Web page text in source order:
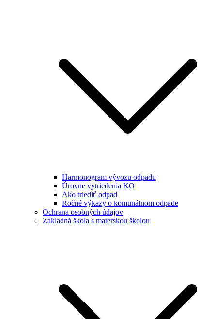
Harmonogram vývozu odpadu
Úrovne vytriedenia KO
Ako triediť odpad
Ročné výkazy o komunálnom odpade
Ochrana osobných údajov
Základná škola s materskou školou